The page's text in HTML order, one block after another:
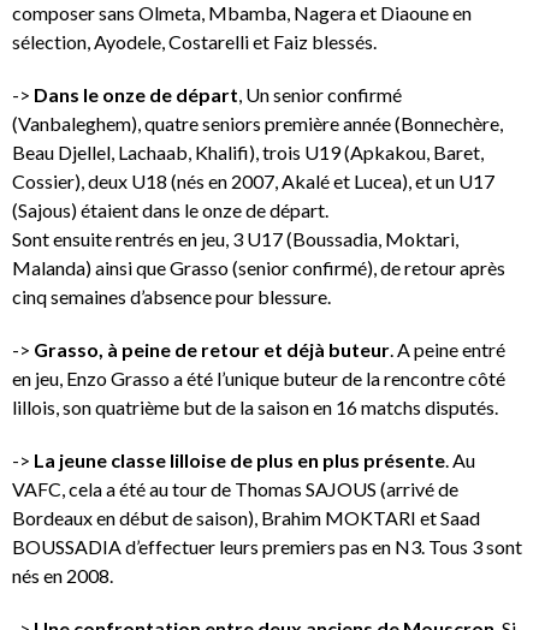
composer sans Olmeta, Mbamba, Nagera et Diaoune en
sélection, Ayodele, Costarelli et Faiz blessés.
-> Dans le onze de départ, Un senior confirmé
(Vanbaleghem), quatre seniors première année (Bonnechère,
Beau Djellel, Lachaab, Khalifi), trois U19 (Apkakou, Baret,
Cossier), deux U18 (nés en 2007, Akalé et Lucea), et un U17
(Sajous) étaient dans le onze de départ.
Sont ensuite rentrés en jeu, 3 U17 (Boussadia, Moktari,
Malanda) ainsi que Grasso (senior confirmé), de retour après
cinq semaines d’absence pour blessure.
-> Grasso, à peine de retour et déjà buteur. A peine entré
en jeu, Enzo Grasso a été l’unique buteur de la rencontre côté
lillois, son quatrième but de la saison en 16 matchs disputés.
-> La jeune classe lilloise de plus en plus présente. Au
VAFC, cela a été au tour de Thomas SAJOUS (arrivé de
Bordeaux en début de saison), Brahim MOKTARI et Saad
BOUSSADIA d’effectuer leurs premiers pas en N3. Tous 3 sont
nés en 2008.